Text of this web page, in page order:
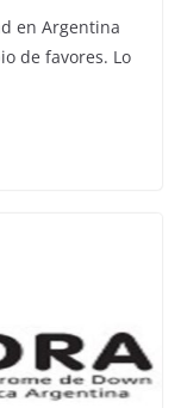
en Argentina
de favores. Lo